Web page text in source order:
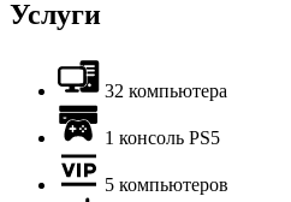
Услуги
32 компьютера
1 консоль PS5
5 компьютеров